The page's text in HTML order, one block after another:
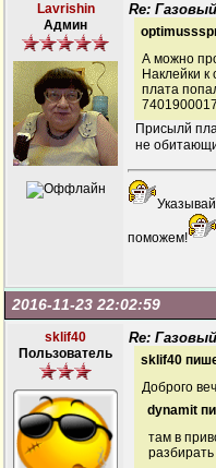
Lavrishin
Админ
Re:
А можно
Наклейки к
плата
Присылй
не
поможем!
2016-11-23 22:02:59
sklif40
Пользователь
Re:
sklif40
Доброго
dynamit
там в